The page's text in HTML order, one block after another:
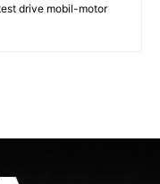
drive mobil-motor